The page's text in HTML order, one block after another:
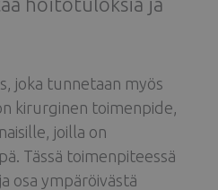
joka tunnetaan myös
kirurginen toimenpide,
joilla on
Tässä toimenpiteessä
osa ympäröivästä